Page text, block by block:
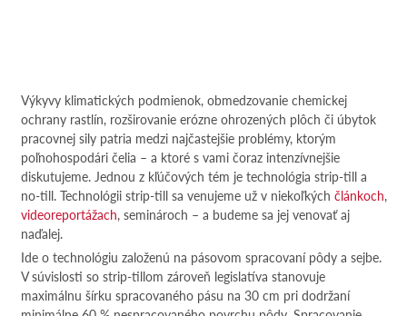
Výkyvy klimatických podmienok, obmedzovanie chemickej
ochrany rastlín, rozširovanie erózne ohrozených plôch či úbytok
pracovnej sily patria medzi najčastejšie problémy, ktorým
poľnohospodári čelia – a ktoré s vami čoraz intenzívnejšie
diskutujeme. Jednou z kľúčových tém je technológia strip-till a
no-till. Technológii strip-till sa venujeme už v niekoľkých článkoch,
videoreportážach, seminároch – a budeme sa jej venovať aj
naďalej.
Ide o technológiu založenú na pásovom spracovaní pôdy a sejbe.
V súvislosti so strip-tillom zároveň legislatíva stanovuje
maximálnu šírku spracovaného pásu na 30 cm pri dodržaní